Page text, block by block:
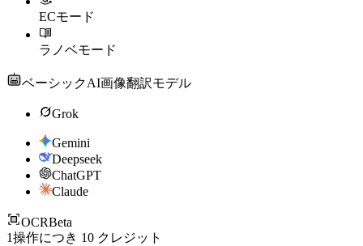
ECモード
ラノベモード
ベーシックAI画像翻訳モデル
Grok
Gemini
Deepseek
ChatGPT
Claude
OCRBeta
1操作につき 10 クレジット